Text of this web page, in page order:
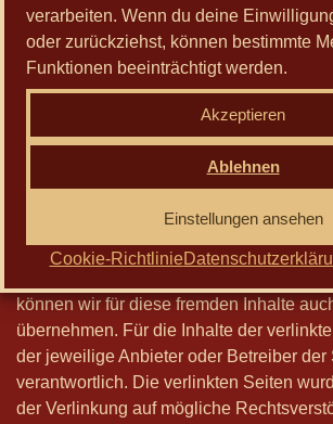
verarbeiten. Wenn du deine
oder zurückziehst, können bestimmte
Funktionen beeinträchtigt werden.
Akzeptieren
Ablehnen
Einstellungen ansehen
Cookie-Richtlinie
Verpflichtungen zur Entfernung oder
von Informationen nach den allgemeinen
hiervon unberührt. Eine diesbezügliche
erst ab dem Zeitpunkt der Kenntnis
Rechtsverletzung möglich. Bei
entsprechenden Rechtsverletzungen
Inhalte umgehend entfernen.
Haftung für Links
Unser Angebot enthält Links zu externen
können wir für diese fremden Inhalte
übernehmen. Für die Inhalte der
der jeweilige Anbieter oder Betreiber der
verantwortlich. Die verlinkten Seiten
der Verlinkung auf mögliche